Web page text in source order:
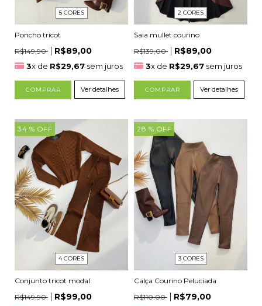
5 CORES
Poncho tricot
R$149,90
R$89,00
3x de R$29,67 sem juros
COMPRAR Ver detalhes
2 CORES
Saia mullet courino
R$139,00
R$89,00
3x de R$29,67 sem juros
COMPRAR Ver detalhes
34 % OFF
4 CORES
Conjunto tricot modal
R$149,90
R$99,00
28 % OFF
3 CORES
Calça Courino Peluciada
R$110,00
R$79,00